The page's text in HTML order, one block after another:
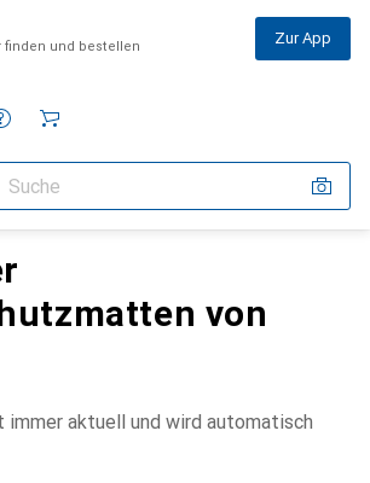
finden und bestellen Zur App
von
aktuell und wird automatisch